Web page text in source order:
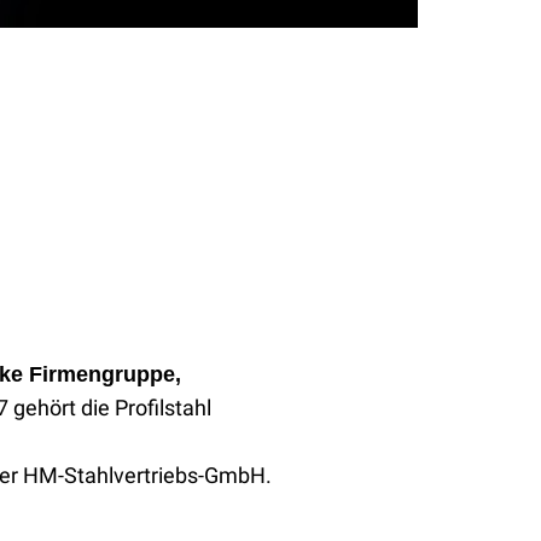
Firmengruppe,
gehört die Profilstahl
HM-Stahlvertriebs-GmbH.